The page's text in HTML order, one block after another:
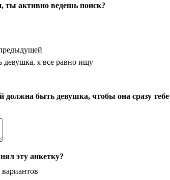
ты активно ведешь поиск?
девушка, я все равно ищу
должна быть девушка, чтобы она сразу тебе
эту анкетку?